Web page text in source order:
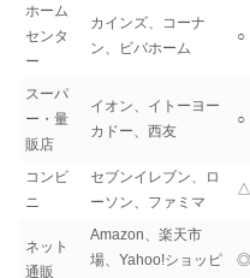
ホーム
センタ
ー
カインズ、コーナ
ン、ビバホーム
○
スーパ
ー・量
販店
イオン、イトーヨー
カドー、西友
○
コンビ
ニ
セブンイレブン、ロ
ーソン、ファミマ
△
ネット
通販
Amazon、楽天市
場、Yahoo!ショッピ
◎